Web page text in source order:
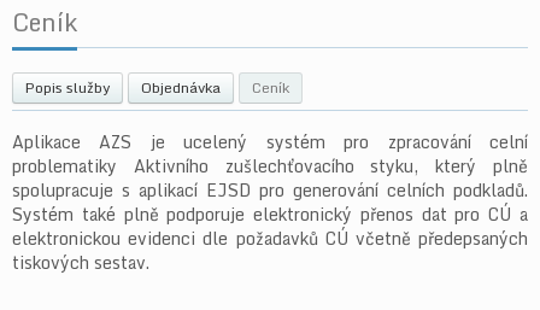
Ceník
Popis služby Objednávka Ceník
Aplikace AZS je ucelený systém pro zpracování celní
problematiky Aktivního zušlechťovacího styku, který plně
spolupracuje s aplikací EJSD pro generování celních podkladů.
Systém také plně podporuje elektronický přenos dat pro CÚ a
elektronickou evidenci dle požadavků CÚ včetně předepsaných
tiskových sestav.